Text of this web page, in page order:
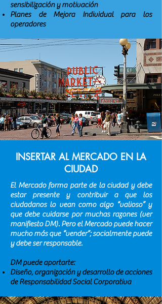
sensibilización y motivación
Planes de Mejora Individual para los
operadores
INSERTAR AL MERCADO EN LA
CIUDAD
El Mercado forma parte de la ciudad y debe
estar presente y contribuir a que los
ciudadanos lo vean como algo “valioso” y
que debe cuidarse por muchas razones (ver
manifiesto DM). Pero el Mercado puede hacer
mucho más que “vender”; socialmente puede
y debe ser responsable.
DM puede aportarte:
Diseño, organización y desarrollo de acciones
de Responsabilidad Social Corporativa